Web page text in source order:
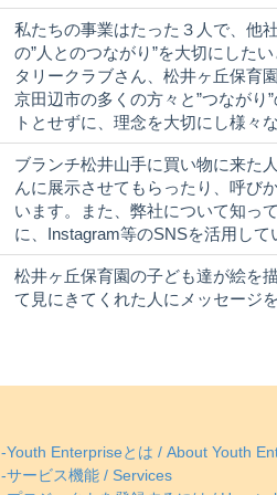
私たちの事業はたった３人で、他
の”人とのつながり”を大切にした
タリークラブさん、松井ヶ丘保育
京田辺市の多くの方々と”つなが
トとせずに、理念を大切にし様々
ブランチ松井山手に買い物に来た
んに展示させてもらったり、呼び
います。また、弊社について知っ
に、Instagram等のSNSを活用し
松井ヶ丘保育園の子ども達が絵を
て見にきてくれた人にメッセージ
-Youth Enterpriseとは / About Youth
-サービス機能 / Services